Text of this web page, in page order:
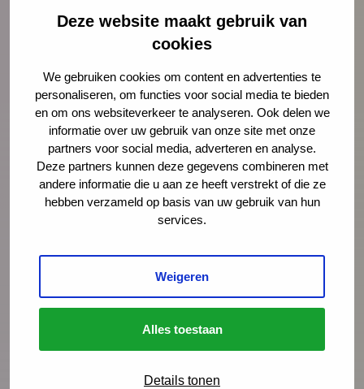
Deze website maakt gebruik van
cookies
We gebruiken cookies om content en advertenties te
personaliseren, om functies voor social media te bieden
en om ons websiteverkeer te analyseren. Ook delen we
informatie over uw gebruik van onze site met onze
partners voor social media, adverteren en analyse.
Deze partners kunnen deze gegevens combineren met
andere informatie die u aan ze heeft verstrekt of die ze
hebben verzameld op basis van uw gebruik van hun
services.
Weigeren
Alles toestaan
Details tonen
21 juli 2026
Vernieuwing JGZ-richtlijnen 2023–
2026: 8 nieuwe en herziene
richtlijnen gepubliceerd
Na de publicatie van de herziene JGZ-
richtlijn Kindermishandeling en de nieuwe
JGZ-richtlijn Mondzorg in juli 2025 zijn nog
zetten we ze op een rij en blikken we
vooruit op de publicaties die tot medio 2027
worden verwacht.